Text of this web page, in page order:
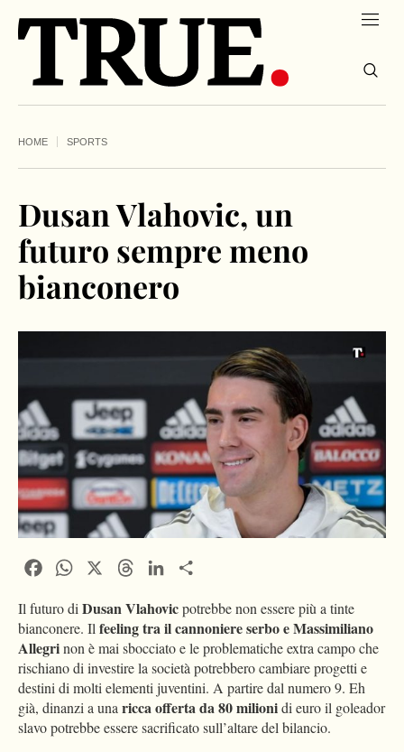
HOME SPORTS
Dusan Vlahovic, un
futuro sempre meno
bianconero
FacebookWhatsApp ThreadsLinkedIn
Il futuro diDusan Vlahovicpotrebbe non essere più a tinte
bianconere. Ilfeeling tra il cannoniere serbo e Massimiliano
Allegrinon è mai sbocciato e le problematiche extra campo che
rischiano di investire la società potrebbero cambiare progetti e
destini di molti elementi juventini. A partire dal numero 9. Eh
già, dinanzi a unaricca offerta da 80 milionidi euro il goleador
slavo potrebbe essere sacrificato sull’altare del bilancio.